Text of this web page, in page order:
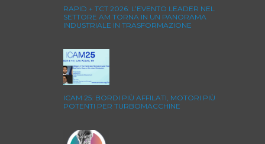
RAPID + TCT 2026: L’EVENTO LEADER NEL
SETTORE AM TORNA IN UN PANORAMA
INDUSTRIALE IN TRASFORMAZIONE
ICAM 25: BORDI PIÙ AFFILATI, MOTORI PIÙ
POTENTI PER TURBOMACCHINE